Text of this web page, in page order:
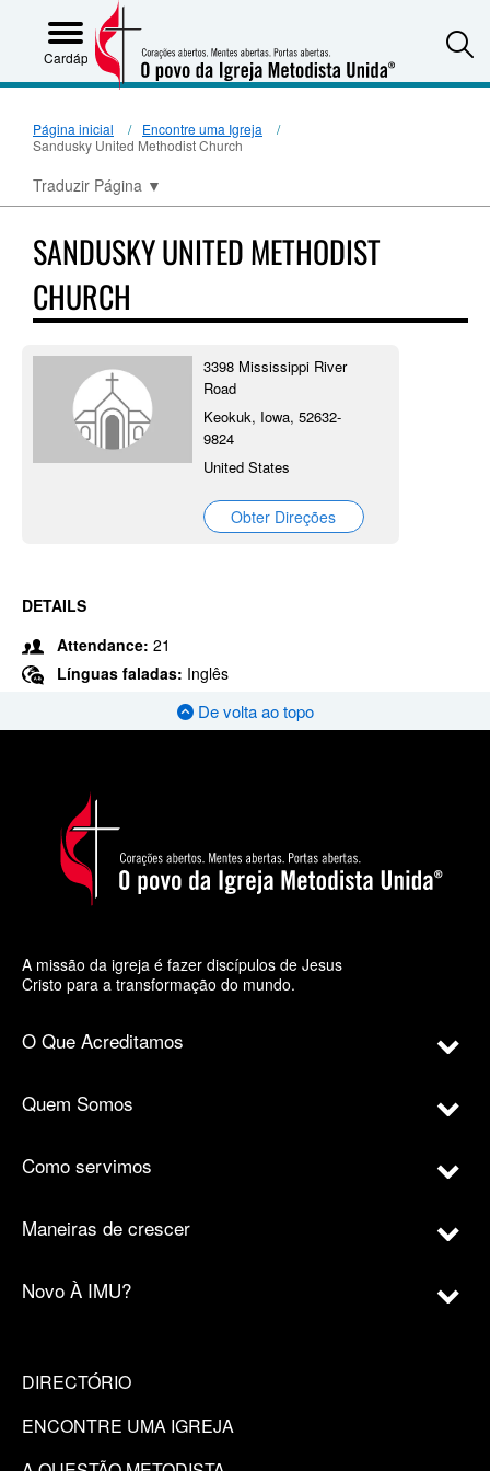
Cardápio
Página inicial
Encontre uma Igreja
Sandusky United Methodist Church
Traduzir Página ▼
SANDUSKY UNITED METHODIST
CHURCH
3398 Mississippi River
Road
Keokuk, Iowa, 52632-
9824
United States
Obter Direções
DETAILS
Attendance: 21
Línguas faladas: Inglês
De volta ao topo
A missão da igreja é fazer discípulos de Jesus
Cristo para a transformação do mundo.
O Que Acreditamos
Quem Somos
Como servimos
Maneiras de crescer
Novo À IMU?
DIRECTÓRIO
ENCONTRE UMA IGREJA